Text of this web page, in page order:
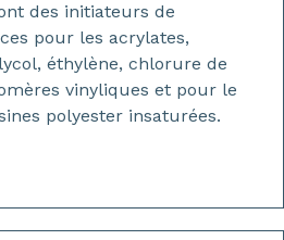
des initiateurs de
pour les acrylates,
éthylène, chlorure de
vinyliques et pour le
polyester insaturées.